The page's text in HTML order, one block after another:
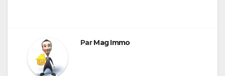
ParMag Immo